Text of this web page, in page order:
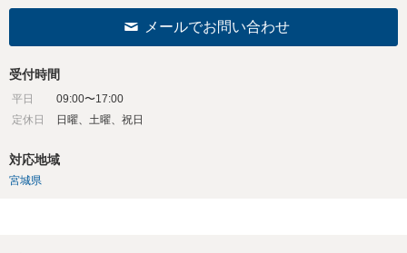
メールでお問い合わせ
受付時間
平日
09:00〜17:00
定休日
日曜、土曜、祝日
対応地域
宮城県